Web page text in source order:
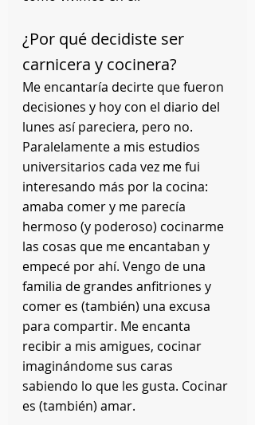
¿Por qué decidiste ser
carnicera y cocinera?
Me encantaría decirte que fueron
decisiones y hoy con el diario del
lunes así pareciera, pero no.
Paralelamente a mis estudios
universitarios cada vez me fui
interesando más por la cocina:
amaba comer y me parecía
hermoso (y poderoso) cocinarme
las cosas que me encantaban y
empecé por ahí. Vengo de una
familia de grandes anfitriones y
comer es (también) una excusa
para compartir. Me encanta
recibir a mis amigues, cocinar
imaginándome sus caras
sabiendo lo que les gusta. Cocinar
es (también) amar.